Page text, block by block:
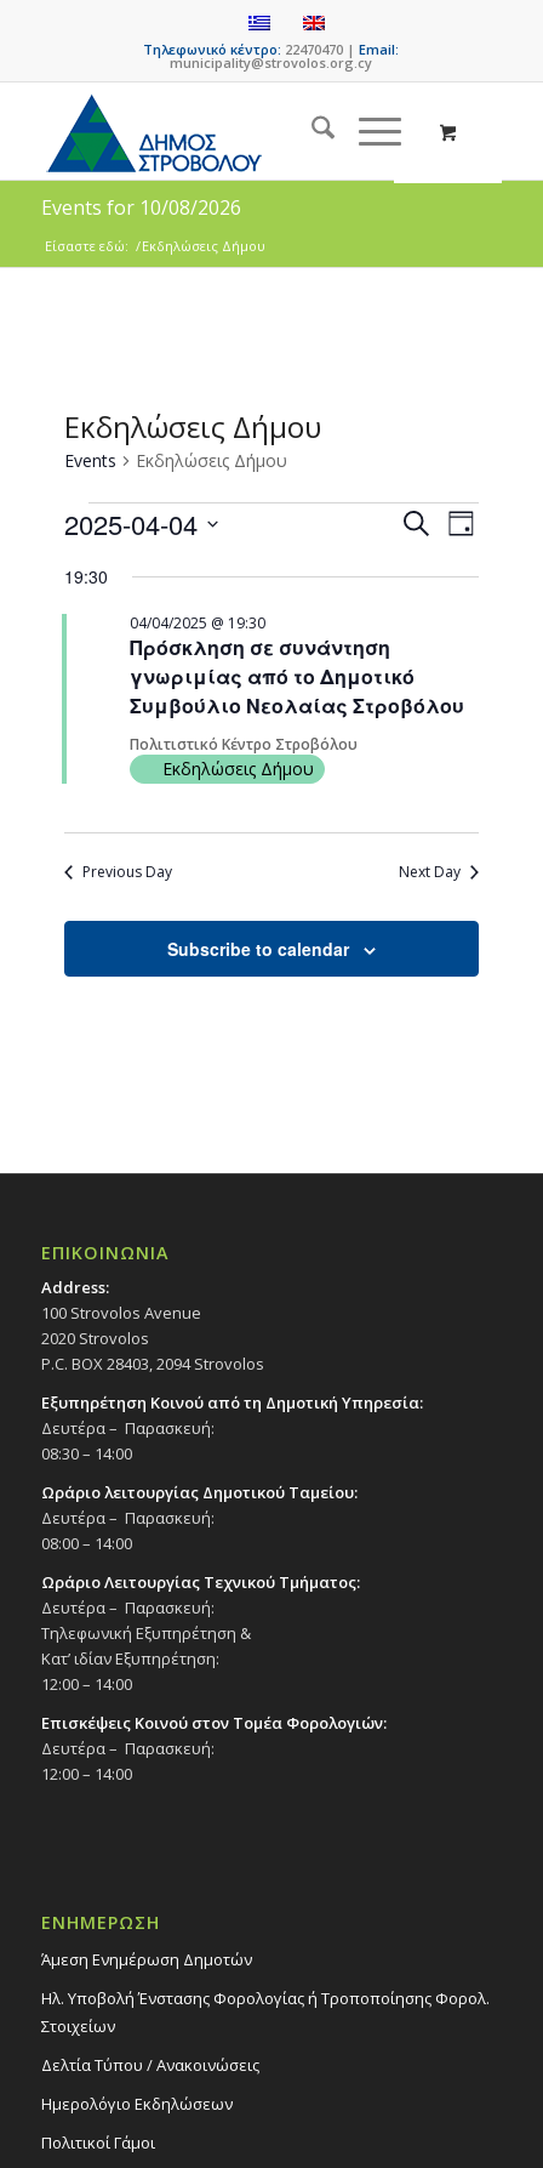
Τηλεφωνικό κέντρο: 22470470 |Email:
municipality@strovolos.org.cy
Events for 10/08/2026
Είσαστε εδώ: /Εκδηλώσεις Δήμου
Εκδηλώσεις Δήμου
Events Εκδηλώσεις Δήμου
Events
SearchEvent
Views
Day
2025-04-04
date.
19:30
Πρόσκληση σε συνάντηση
γνωριμίας από το Δημοτικό
Συμβούλιο Νεολαίας Στροβόλου
04/04/2025 @ 19:30
Πολιτιστικό Κέντρο Στροβόλου
Εκδηλώσεις Δήμου
Previous Day Next Day
Subscribe to calendar
ΕΠΙΚΟΙΝΩΝΙΑ
Address:
100 Strovolos Avenue
2020 Strovolos
P.C. BOX 28403, 2094 Strovolos
Εξυπηρέτηση Κοινού από τη Δημοτική Υπηρεσία:
Δευτέρα – Παρασκευή:
08:30 – 14:00
Ωράριο λειτουργίας Δημοτικού Ταμείου:
Δευτέρα – Παρασκευή:
08:00 – 14:00
Ωράριο Λειτουργίας Τεχνικού Τμήματος:
Δευτέρα – Παρασκευή:
Τηλεφωνική Εξυπηρέτηση &
Κατ’ ιδίαν Εξυπηρέτηση:
12:00 – 14:00
Επισκέψεις Κοινού στον Τομέα Φορολογιών:
Δευτέρα – Παρασκευή:
12:00 – 14:00
ΕΝΗΜΕΡΩΣΗ
Άμεση Ενημέρωση Δημοτών
Ηλ. Υποβολή Ένστασης Φορολογίας ή Τροποποίησης Φορολ.
Στοιχείων
Δελτία Τύπου / Ανακοινώσεις
Ημερολόγιο Εκδηλώσεων
Πολιτικοί Γάμοι